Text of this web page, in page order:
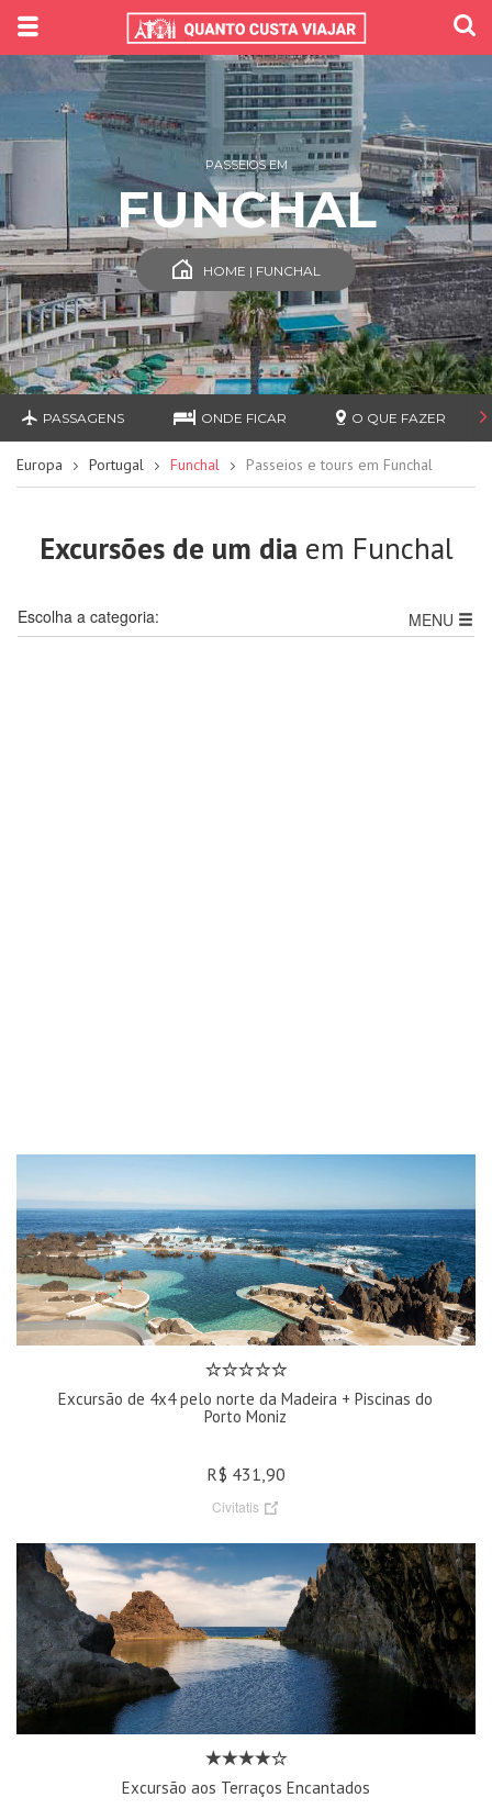
PASSEIOS EM
FUNCHAL
HOME | FUNCHAL
PASSAGENS ONDE FICAR O QUE FAZER
Europa Portugal Funchal Passeios e tours em Funchal
Excursões de um dia em Funchal
MENU
Escolha a categoria:
Excursão de 4x4 pelo norte da Madeira + Piscinas do
Porto Moniz
R$ 431,90
Civitatis
Excursão aos Terraços Encantados